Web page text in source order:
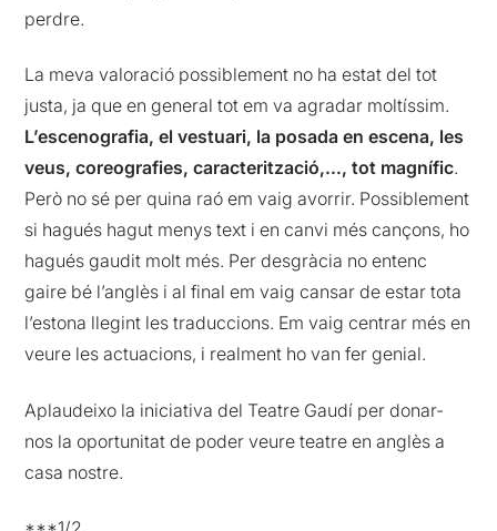
perdre.
La meva valoració possiblement no ha estat del tot
justa, ja que en general tot em va agradar moltíssim.
L’escenografia, el vestuari, la posada en escena, les
veus, coreografies, caracterització,…, tot magnífic.
Però no sé per quina raó em vaig avorrir. Possiblement
si hagués hagut menys text i en canvi més cançons, ho
hagués gaudit molt més. Per desgràcia no entenc
gaire bé l’anglès i al final em vaig cansar de estar tota
l’estona llegint les traduccions. Em vaig centrar més en
veure les actuacions, i realment ho van fer genial.
Aplaudeixo la iniciativa del Teatre Gaudí per donar-
nos la oportunitat de poder veure teatre en anglès a
casa nostre.